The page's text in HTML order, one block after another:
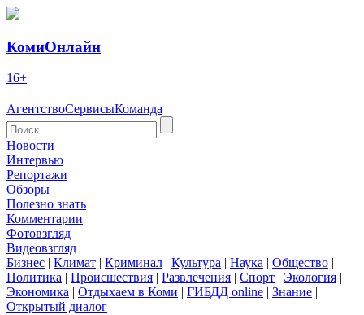
КомиОнлайн
16+
АгентствоСервисыКоманда
Новости
Интервью
Репортажи
Обзоры
Полезно знать
Комментарии
Фотовзгляд
Видеовзгляд
Бизнес | Климат | Криминал | Культура | Наука | Общество |
Политика | Происшествия | Развлечения | Спорт | Экология |
Экономика | Отдыхаем в Коми | ГИБДД online | Знание |
Открытый диалог